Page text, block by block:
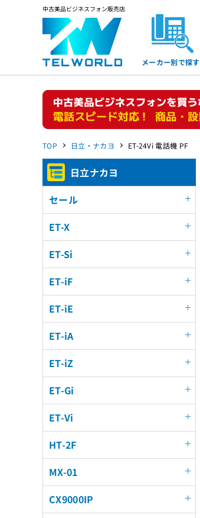
中古美品ビジネスフォン販売店
メーカー別で探す
TOP 日立・ナカヨ ET-24Vi 電話機 PF
日立ナカヨ
セール
ET-X
ET-Si
ET-iF
ET-iE
ET-iA
ET-iZ
ET-Gi
ET-Vi
HT-2F
MX-01
CX9000IP